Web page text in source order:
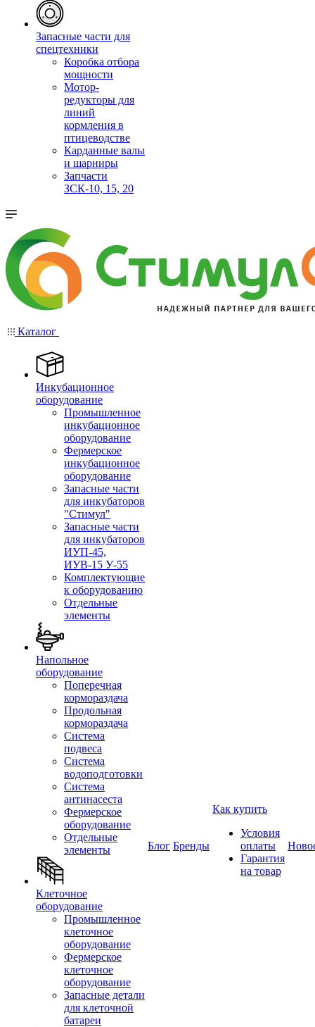
Запасные части для
спецтехники
Коробка отбора
мощности
Мотор-
редукторы для
линий
кормления в
птицеводстве
Карданные валы
и шарниры
Запчасти
ЗСК-10, 15, 20
Каталог
Инкубационное
оборудование
Промышленное
инкубационное
оборудование
Фермерское
инкубационное
оборудование
Запасные части
для инкубаторов
"Стимул"
Запасные части
для инкубаторов
ИУП-45,
ИУВ-15 У-55
Комплектующие
к оборудованию
Отдельные
элементы
Напольное
оборудование
Поперечная
кормораздача
Продольная
кормораздача
Система
подвеса
Система
водоподготовки
Система
антинасеста
Фермерское
оборудование
Отдельные
элементы
Клеточное
оборудование
Промышленное
клеточное
оборудование
Фермерское
клеточное
оборудование
Запасные детали
для клеточной
батареи
Блог Бренды
Как купить
Условия
оплаты
Гарантия
на товар